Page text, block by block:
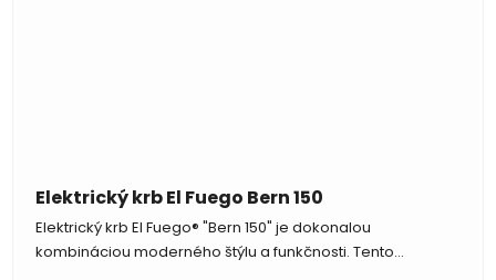
Elektrický krb El Fuego Bern 150
Elektrický krb El Fuego® "Bern 150" je dokonalou
kombináciou moderného štýlu a funkčnosti. Tento...